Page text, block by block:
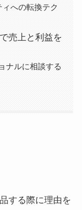
への転換テク
売上と利益を
ナルに相談する
する際に理由を